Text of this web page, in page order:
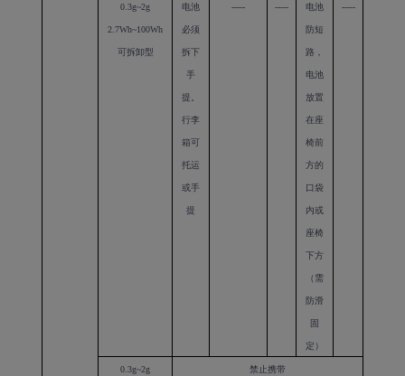
0.3g~2g
2.7Wh~100Wh
可拆卸型
电池
必须
拆下
手
提。
行李
箱可
托运
或手
提
----- ----- 电池
防短
路，
电池
放置
在座
椅前
方的
口袋
内或
座椅
下方
（需
防滑
固
定）
-----
0.3g~2g 禁止携带